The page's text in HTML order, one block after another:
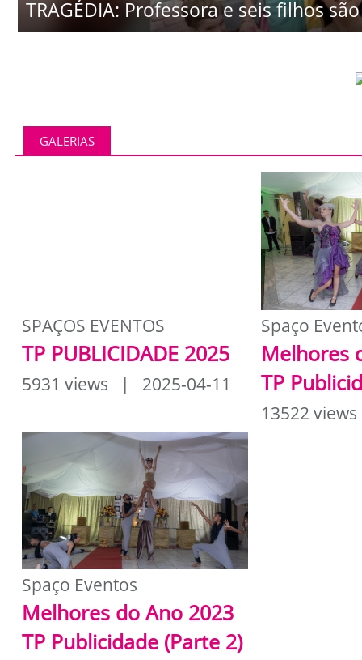
TRAGÉDIA: Professora e seis filhos
GALERIAS
SPAÇOS EVENTOS
TP PUBLICIDADE 2025
5931 views | 2025-04-11
Spaço
Melhores
TP
13522
Spaço Eventos
Melhores do Ano 2023
TP Publicidade (Parte 2)